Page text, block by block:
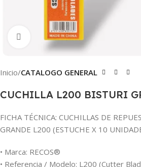
Clic para ampliar
Inicio CATALOGO GENERAL
CUCHILLA L200 BISTURI
FICHA TÉCNICA: CUCHILLAS DE
GRANDE L200 (ESTUCHE X 10
• Marca: RECOS®
• Referencia / Modelo: L200 (Cutter